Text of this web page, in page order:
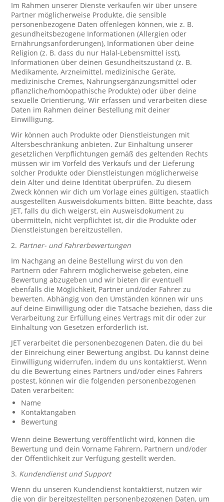
Im Rahmen unserer Dienste verkaufen wir über unsere
Partner möglicherweise Produkte, die sensible
personenbezogene Daten offenlegen können, wie z. B.
gesundheitsbezogene Informationen (Allergien oder
Ernährungsanforderungen), Informationen über deine
Religion (z. B. dass du nur Halal-Lebensmittel isst),
Informationen über deinen Gesundheitszustand (z. B.
Medikamente, Arzneimittel, medizinische Geräte,
medizinische Cremes, Nahrungsergänzungsmittel oder
pflanzliche/homöopathische Produkte) oder über deine
sexuelle Orientierung. Wir erfassen und verarbeiten diese
Daten im Rahmen deiner Bestellung mit deiner
Einwilligung.
Wir können auch Produkte oder Dienstleistungen mit
Altersbeschränkung anbieten. Zur Einhaltung unserer
gesetzlichen Verpflichtungen gemäß des geltenden Rechts
müssen wir im Vorfeld des Verkaufs und der Lieferung
solcher Produkte oder Dienstleistungen möglicherweise
dein Alter und deine Identität überprüfen. Zu diesem
Zweck können wir dich um Vorlage eines gültigen, staatlich
ausgestellten Ausweisdokuments bitten. Bitte beachte, dass
JET, falls du dich weigerst, ein Ausweisdokument zu
übermitteln, nicht verpflichtet ist, dir die Produkte oder
Dienstleistungen bereitzustellen.
2. Partner- und Fahrerbewertungen
Im Nachgang an deine Bestellung wirst du von den
Partnern oder Fahrern möglicherweise gebeten, eine
Bewertung abzugeben und wir bieten dir eventuell
ebenfalls die Möglichkeit, Partner und/oder Fahrer zu
bewerten. Abhängig von den Umständen können wir uns
auf deine Einwilligung oder die Tatsache beziehen, dass die
Verarbeitung zur Erfüllung eines Vertrags mit dir oder zur
Einhaltung von Gesetzen erforderlich ist.
JET verarbeitet die personenbezogenen Daten, die du bei
der Einreichung einer Bewertung angibst. Du kannst deine
Einwilligung widerrufen, indem du uns kontaktierst. Wenn
du die Bewertung eines Partners und/oder eines Fahrers
postest, können wir die folgenden personenbezogenen
Daten verarbeiten:
Name
Kontaktangaben
Bewertung
Wenn deine Bewertung veröffentlicht wird, können die
Bewertung und dein Vorname Fahrern, Partnern und/oder
der Öffentlichkeit zur Verfügung gestellt werden.
3. Kundendienst und Support
Wenn du unseren Kundendienst kontaktierst, nutzen wir
die von dir bereitgestellten personenbezogenen Daten, um